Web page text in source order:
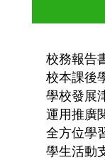
校務報告
校本課後
學校發展
運用推廣
全方位學
學生活動